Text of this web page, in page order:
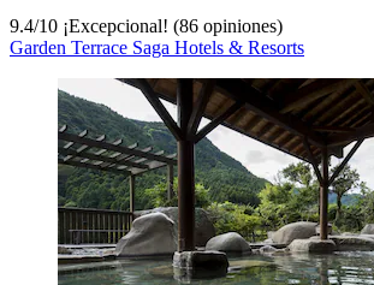
9.4/10 ¡Excepcional! (86 opiniones)
Garden Terrace Saga Hotels & Resorts